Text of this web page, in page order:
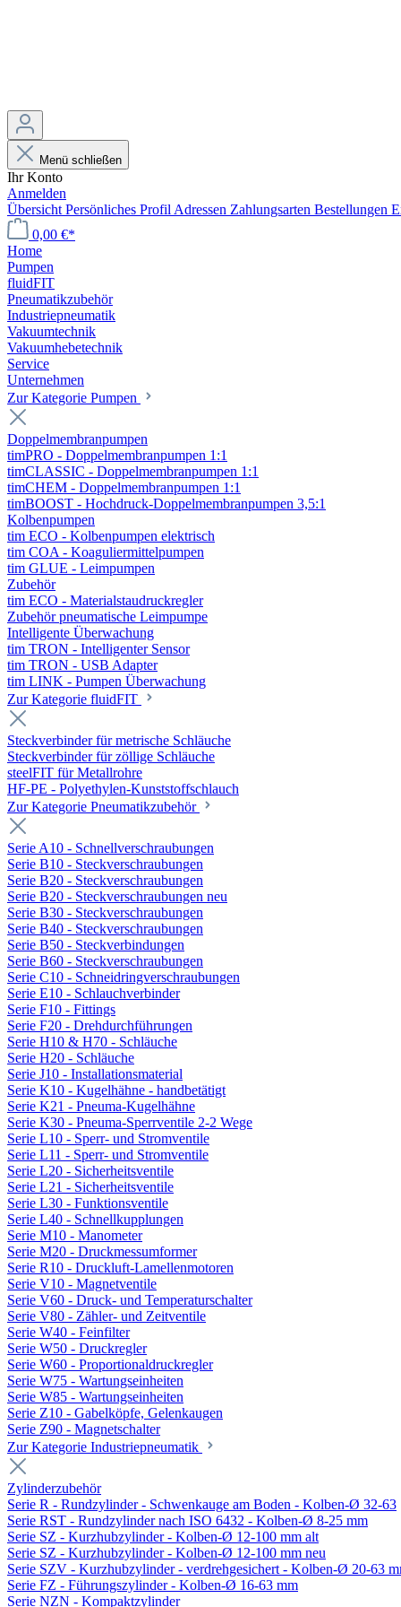
Menü schließen
Ihr Konto
Anmelden
Übersicht Persönliches Profil Adressen Zahlungsarten Bestellungen
0,00 €*
Home
Pumpen
fluidFIT
Pneumatikzubehör
Industriepneumatik
Vakuumtechnik
Vakuumhebetechnik
Service
Unternehmen
Zur Kategorie Pumpen
Doppelmembranpumpen
timPRO - Doppelmembranpumpen 1:1
timCLASSIC - Doppelmembranpumpen 1:1
timCHEM - Doppelmembranpumpen 1:1
timBOOST - Hochdruck-Doppelmembranpumpen 3,5:1
Kolbenpumpen
tim ECO - Kolbenpumpen elektrisch
tim COA - Koaguliermittelpumpen
tim GLUE - Leimpumpen
Zubehör
tim ECO - Materialstaudruckregler
Zubehör pneumatische Leimpumpe
Intelligente Überwachung
tim TRON - Intelligenter Sensor
tim TRON - USB Adapter
tim LINK - Pumpen Überwachung
Zur Kategorie fluidFIT
Steckverbinder für metrische Schläuche
Steckverbinder für zöllige Schläuche
steelFIT für Metallrohre
HF-PE - Polyethylen-Kunststoffschlauch
Zur Kategorie Pneumatikzubehör
Serie A10 - Schnellverschraubungen
Serie B10 - Steckverschraubungen
Serie B20 - Steckverschraubungen
Serie B20 - Steckverschraubungen neu
Serie B30 - Steckverschraubungen
Serie B40 - Steckverschraubungen
Serie B50 - Steckverbindungen
Serie B60 - Steckverschraubungen
Serie C10 - Schneidringverschraubungen
Serie E10 - Schlauchverbinder
Serie F10 - Fittings
Serie F20 - Drehdurchführungen
Serie H10 & H70 - Schläuche
Serie H20 - Schläuche
Serie J10 - Installationsmaterial
Serie K10 - Kugelhähne - handbetätigt
Serie K21 - Pneuma-Kugelhähne
Serie K30 - Pneuma-Sperrventile 2-2 Wege
Serie L10 - Sperr- und Stromventile
Serie L11 - Sperr- und Stromventile
Serie L20 - Sicherheitsventile
Serie L21 - Sicherheitsventile
Serie L30 - Funktionsventile
Serie L40 - Schnellkupplungen
Serie M10 - Manometer
Serie M20 - Druckmessumformer
Serie R10 - Druckluft-Lamellenmotoren
Serie V10 - Magnetventile
Serie V60 - Druck- und Temperaturschalter
Serie V80 - Zähler- und Zeitventile
Serie W40 - Feinfilter
Serie W50 - Druckregler
Serie W60 - Proportionaldruckregler
Serie W75 - Wartungseinheiten
Serie W85 - Wartungseinheiten
Serie Z10 - Gabelköpfe, Gelenkaugen
Serie Z90 - Magnetschalter
Zur Kategorie Industriepneumatik
Zylinderzubehör
Serie R - Rundzylinder - Schwenkauge am Boden - Kolben-Ø 32-63
Serie RST - Rundzylinder nach ISO 6432 - Kolben-Ø 8-25 mm
Serie SZ - Kurzhubzylinder - Kolben-Ø 12-100 mm alt
Serie SZ - Kurzhubzylinder - Kolben-Ø 12-100 mm neu
Serie SZV - Kurzhubzylinder - verdrehgesichert - Kolben-Ø 20-63
Serie FZ - Führungszylinder - Kolben-Ø 16-63 mm
Serie NZN - Kompaktzylinder